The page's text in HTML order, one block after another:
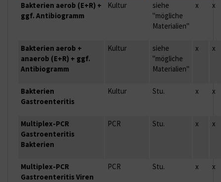
Bakterien aerob (E+R) +
ggf. Antibiogramm
Kultur
siehe
"mögliche
Materialien"
x x
Bakterien aerob +
anaerob (E+R) + ggf.
Antibiogramm
Kultur
siehe
"mögliche
Materialien"
x x
Bakterien
Gastroenteritis
Kultur Stu. x x
Multiplex-PCR
Gastroenteritis
Bakterien
PCR Stu. x x
Multiplex-PCR
Gastroenteritis Viren
PCR Stu. x x